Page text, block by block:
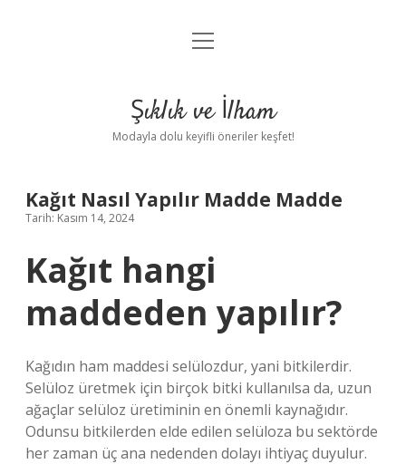
Anasayfa
Yasal Uyarı
menüyü
Şıklık ve İlham
Modayla dolu keyifli öneriler keşfet!
Kağıt Nasıl Yapılır Madde Madde
Tarih: Kasım 14, 2024
Kağıt hangi
maddeden yapılır?
Kağıdın ham maddesi selülozdur, yani bitkilerdir.
Selüloz üretmek için birçok bitki kullanılsa da, uzun
ağaçlar selüloz üretiminin en önemli kaynağıdır.
Odunsu bitkilerden elde edilen selüloza bu sektörde
her zaman üç ana nedenden dolayı ihtiyaç duyulur.